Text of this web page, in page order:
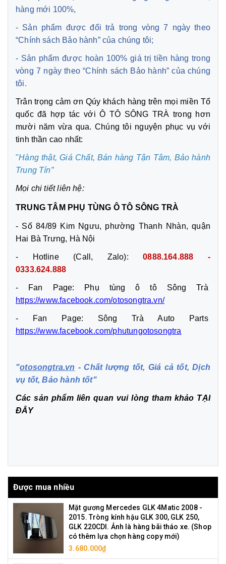
hàng mới 100%,
- Sản phẩm được đổi trả trong vòng 7 ngày theo
“Chính sách Bảo hành” của chúng tôi;
- Sản phẩm được hoàn 100% giá trị tiền hàng trong
vòng 7 ngày theo “Chính sách Bảo hành” của chúng
tôi.
Trân trọng cảm ơn Qúy khách hàng trên mọi miền Tổ
quốc đã hợp tác với Ô TÔ SÔNG TRÀ trong hơn
mười năm vừa qua. Chúng tôi nguyện phục vụ với
tinh thần cao nhất:
"Hàng thật, Giá Chất, Bán hàng Tận Tâm, Bảo hành
Trung Tín”
Mọi chi tiết liên hệ:
TRUNG TÂM PHỤ TÙNG Ô TÔ SÔNG TRÀ
- Số 84/89 Kim Ngưu, phường Thanh Nhàn, quận
Hai Bà Trưng, Hà Nội
- Hotline (Call, Zalo):0888.164.888 -
0333.624.888
- Fan Page: Phụ tùng ô tô Sông Trà
https://www.facebook.com/otosongtra.vn/
- Fan Page: Sông Trà Auto Parts
https://www.facebook.com/phutungotosongtra
"otosongtra.vn - Chất lượng tốt, Giá cả tốt, Dịch
vụ tốt, Bảo hành tốt"
Các sản phẩm liên quan vui lòng tham khảo TẠI
ĐÂY
Được mua nhiều
Mặt gương Mercedes GLK 4Matic 2008 -
2015. Tròng kính hậu GLK 300, GLK 250,
GLK 220CDI. Ảnh là hàng bãi tháo xe. (Shop
có thêm lựa chọn hàng copy mới)
3.680.000₫